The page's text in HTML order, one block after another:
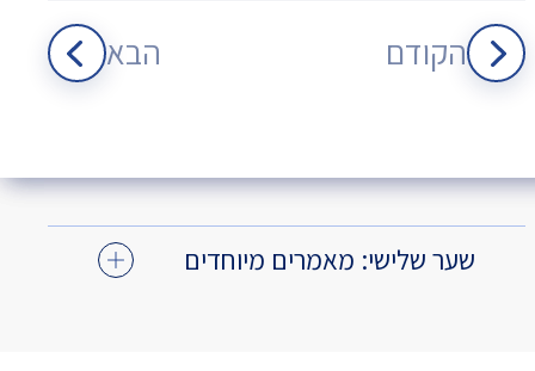
הקודם הבא
שער שלישי: מאמרים מיוחדים